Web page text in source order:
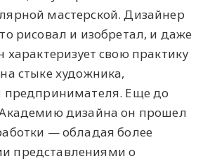
мастерской. Дизайнер
рисовал и изобретал, и даже
характеризует свою практику
стыке художника,
предпринимателя. Еще до
дизайна он прошел
— обладая более
представлениями о